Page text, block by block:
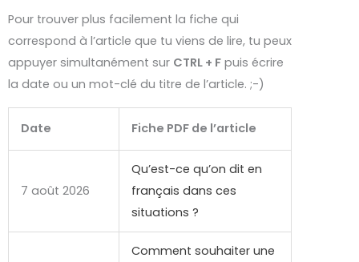
Pour trouver plus facilement la fiche qui
correspond à l’article que tu viens de lire, tu peux
appuyer simultanément sur CTRL + F puis écrire
la date ou un mot-clé du titre de l’article. ;-)
Date Fiche PDF de l’article
7 août 2026
Qu’est-ce qu’on dit en
français dans ces
situations ?
Comment souhaiter une